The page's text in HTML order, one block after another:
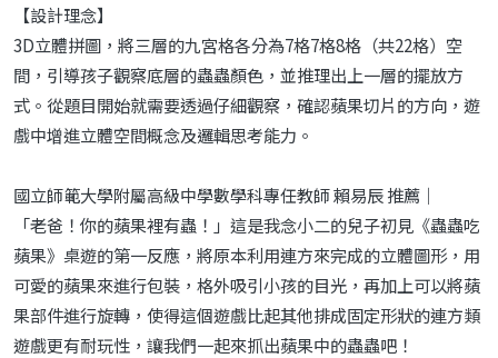
【設計理念】
3D立體拼圖，將三層的九宮格各分為7格7格8格（共22格）空
間，引導孩子觀察底層的蟲蟲顏色，並推理出上一層的擺放方
式。從題目開始就需要透過仔細觀察，確認蘋果切片的方向，遊
戲中增進立體空間概念及邏輯思考能力。
國立師範大學附屬高級中學數學科專任教師 賴易辰 推薦｜
「老爸！你的蘋果裡有蟲！」這是我念小二的兒子初見《蟲蟲吃
蘋果》桌遊的第一反應，將原本利用連方來完成的立體圖形，用
可愛的蘋果來進行包裝，格外吸引小孩的目光，再加上可以將蘋
果部件進行旋轉，使得這個遊戲比起其他排成固定形狀的連方類
遊戲更有耐玩性，讓我們一起來抓出蘋果中的蟲蟲吧！